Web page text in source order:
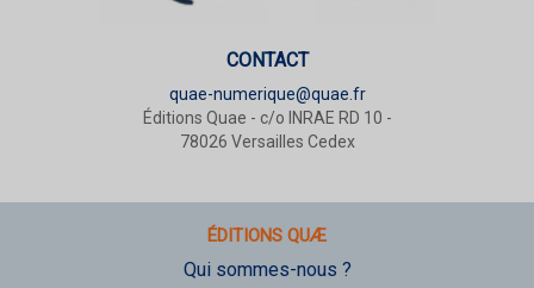
CONTACT
quae-numerique@quae.fr
Éditions Quae - c/o INRAE RD 10 -
78026 Versailles Cedex
ÉDITIONS QUÆ
Qui sommes-nous ?